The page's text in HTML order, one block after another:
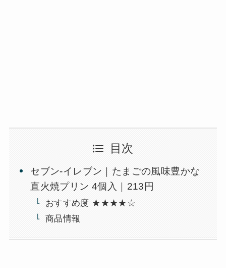
目次
セブン-イレブン｜たまごの風味豊かな
直火焼プリン 4個入｜213円
おすすめ度 ★★★★☆
商品情報